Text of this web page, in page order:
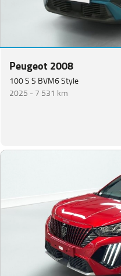
Peugeot 2008
100 S S BVM6 Style
2025 -7 531 km